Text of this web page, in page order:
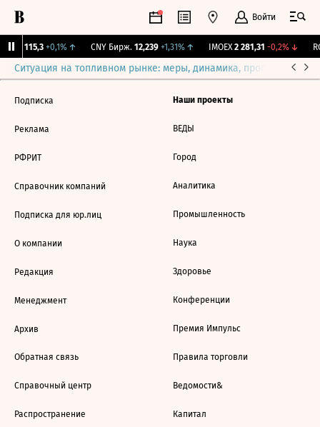
Войти
115,3 +0,1%↑ CNY Бирж. 12,239 +1,31%↑ IMOEX 2 281,31 -0,2%↓
Ситуация на топливном рынке: меры, динамика, прогнозы
Подписка
Реклама
РФРИТ
Справочник компаний
Подписка для юр.лиц
О компании
Редакция
Менеджмент
Архив
Обратная связь
Справочный центр
Распространение
Наши проекты
ВЕДЫ
Город
Аналитика
Промышленность
Наука
Здоровье
Конференции
Премия Импульс
Правила торговли
Ведомости&
Капитал